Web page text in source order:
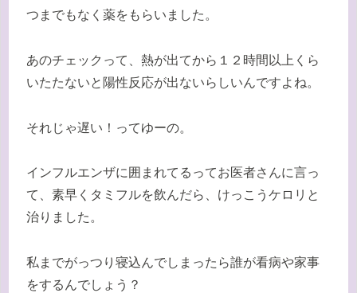
つまでもなく薬をもらいました。
あのチェックって、熱が出てから１２時間以上くら
いたたないと陽性反応が出ないらしいんですよね。
それじゃ遅い！ってゆーの。
インフルエンザに囲まれてるってお医者さんに言っ
て、素早くタミフルを飲んだら、けっこうケロリと
治りました。
私までがっつり寝込んでしまったら誰が看病や家事
をするんでしょう？